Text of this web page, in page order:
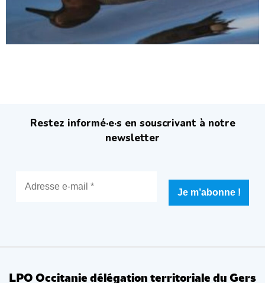
Restez informé·e·s en souscrivant à notre
newsletter
LPO Occitanie délégation territoriale du Gers